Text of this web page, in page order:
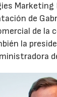
Marketing
de
de la
la